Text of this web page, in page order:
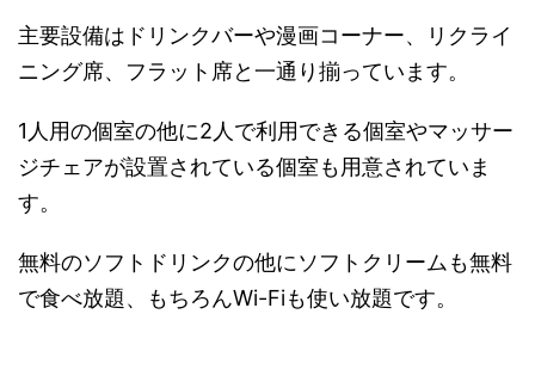
主要設備はドリンクバーや漫画コーナー、リクライ
ニング席、フラット席と一通り揃っています。
1人用の個室の他に2人で利用できる個室やマッサー
ジチェアが設置されている個室も用意されていま
す。
無料のソフトドリンクの他にソフトクリームも無料
で食べ放題、もちろんWi-Fiも使い放題です。